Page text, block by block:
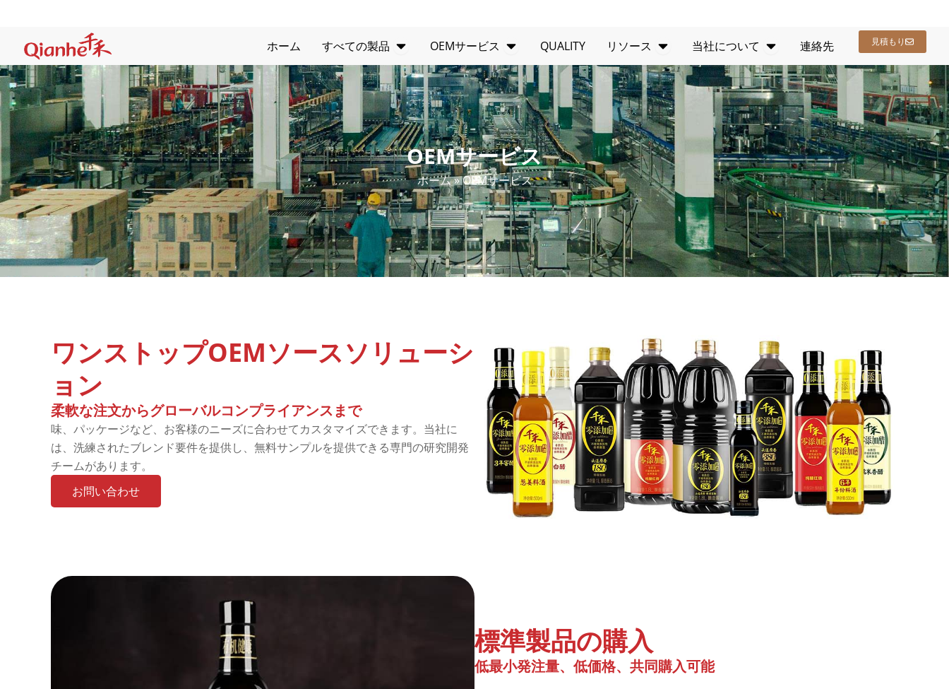
ン
ツ
に
ス
キ
ッ
ホーム すべての製品 製品を開くOEMサービス オープンOEMサービス
QUALITY リソース オープンリソース
当社について 開く 会社概要
連絡先 見積もり
OEMサービス
ホーム»OEMサービス
ワンストップOEMソースソリューシ
ョン
柔軟な注文からグローバルコンプライアンスまで
味、パッケージなど、お客様のニーズに合わせてカスタマイズできます。当社に
は、洗練されたブレンド要件を提供し、無料サンプルを提供できる専門の研究開発
チームがあります。
お問い合わせ
標準製品の購入
低最小発注量、低価格、共同購入可能